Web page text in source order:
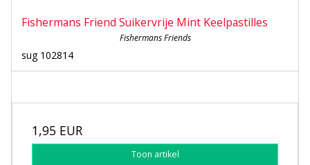
Fishermans Friend Suikervrije Mint Keelpastilles
Fishermans Friends
sug 102814
1,95 EUR
Toon artikel